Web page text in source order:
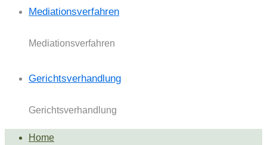
Mediationsverfahren
Mediationsverfahren
Gerichtsverhandlung
Gerichtsverhandlung
Home